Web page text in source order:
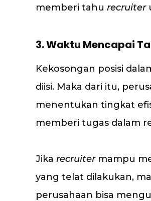
memberi tahu recruiter
3.Waktu Mencapai
Kekosongan posisi
diisi. Maka dari itu,
menentukan tingkat
memberi tugas dalam
Jika recruitermampu
yang telat dilakukan,
perusahaan bisa